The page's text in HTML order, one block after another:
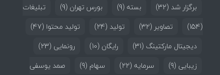
برگزار شد (32) بسته (9) بورس تهران (9)
تبلیغات
(154)
تصاویر (32) تولید (24) تولید محتوا (47)
دیجیتال مارکتینگ (31) رایگان (10) رونمایی (23)
زیبایی (9) سرمایه (22) سهام (9)
صمد یوسفی